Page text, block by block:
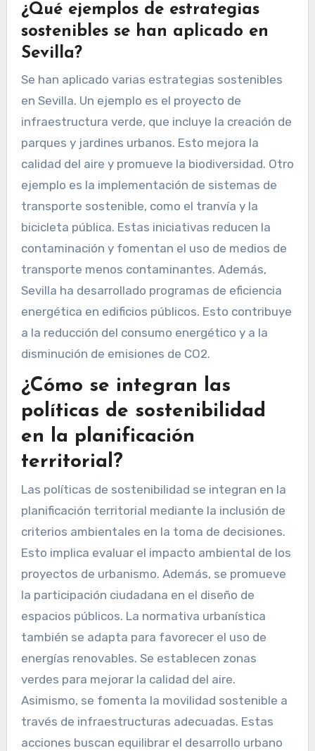
¿Qué ejemplos de estrategias
sostenibles se han aplicado en
Sevilla?
Se han aplicado varias estrategias sostenibles
en Sevilla. Un ejemplo es el proyecto de
infraestructura verde, que incluye la creación de
parques y jardines urbanos. Esto mejora la
calidad del aire y promueve la biodiversidad. Otro
ejemplo es la implementación de sistemas de
transporte sostenible, como el tranvía y la
bicicleta pública. Estas iniciativas reducen la
contaminación y fomentan el uso de medios de
transporte menos contaminantes. Además,
Sevilla ha desarrollado programas de eficiencia
energética en edificios públicos. Esto contribuye
a la reducción del consumo energético y a la
disminución de emisiones de CO2.
¿Cómo se integran las
políticas de sostenibilidad
en la planificación
territorial?
Las políticas de sostenibilidad se integran en la
planificación territorial mediante la inclusión de
criterios ambientales en la toma de decisiones.
Esto implica evaluar el impacto ambiental de los
proyectos de urbanismo. Además, se promueve
la participación ciudadana en el diseño de
espacios públicos. La normativa urbanística
también se adapta para favorecer el uso de
energías renovables. Se establecen zonas
verdes para mejorar la calidad del aire.
Asimismo, se fomenta la movilidad sostenible a
través de infraestructuras adecuadas. Estas
acciones buscan equilibrar el desarrollo urbano